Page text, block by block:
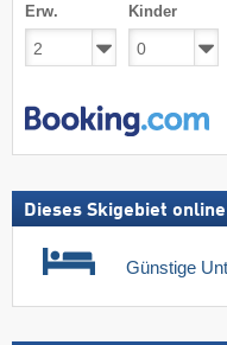
Erw. Kinder
Dieses Skigebiet
Günstige